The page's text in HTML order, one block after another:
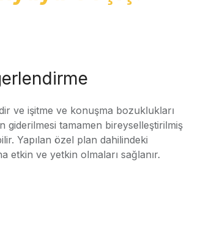
ve işitme ve konuşma bozuklukları
giderilmesi tamamen bireyselleştirilmiş
Yapılan özel plan dahilindeki
etkin ve yetkin olmaları sağlanır.